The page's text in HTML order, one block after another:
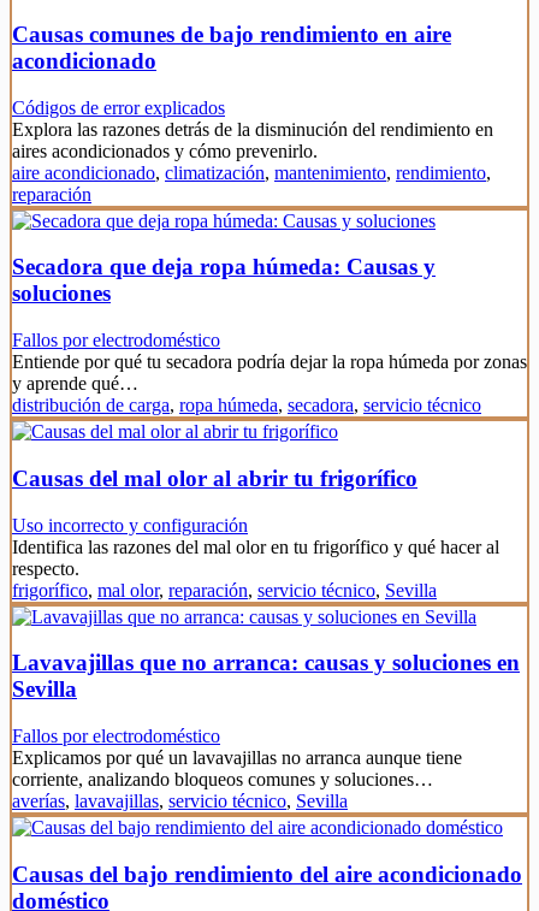
Causas comunes de bajo rendimiento en aire
acondicionado
Códigos de error explicados
Explora las razones detrás de la disminución del rendimiento en
aires acondicionados y cómo prevenirlo.
aire acondicionado, climatización, mantenimiento, rendimiento,
reparación
Secadora que deja ropa húmeda: Causas y
soluciones
Fallos por electrodoméstico
Entiende por qué tu secadora podría dejar la ropa húmeda por zonas
y aprende qué…
distribución de carga, ropa húmeda, secadora, servicio técnico
Causas del mal olor al abrir tu frigorífico
Uso incorrecto y configuración
Identifica las razones del mal olor en tu frigorífico y qué hacer al
respecto.
frigorífico, mal olor, reparación, servicio técnico, Sevilla
Lavavajillas que no arranca: causas y soluciones en
Sevilla
Fallos por electrodoméstico
Explicamos por qué un lavavajillas no arranca aunque tiene
corriente, analizando bloqueos comunes y soluciones…
averías, lavavajillas, servicio técnico, Sevilla
Causas del bajo rendimiento del aire acondicionado
doméstico